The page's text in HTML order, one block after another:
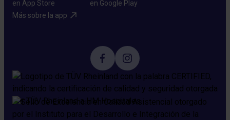
Más sobre la app​